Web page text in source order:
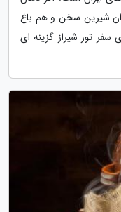
شیرین سخن و هم باغ
سفر تور شیراز گزینه ای